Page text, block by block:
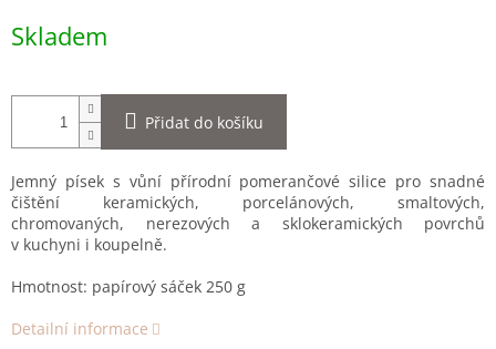
cena:
Skladem
Přidat do košíku
Jemný písek s vůní přírodní pomerančové silice pro snadné
čištění keramických, porcelánových, smaltových,
chromovaných, nerezových a sklokeramických povrchů
v kuchyni i koupelně.
Hmotnost: papírový sáček 250 g
Detailní informace